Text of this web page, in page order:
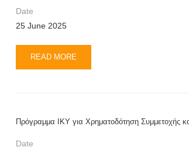
Date
25 June 2025
READ MORE
Πρόγραμμα ΙΚΥ για Χρηματοδότηση Συμμετοχής
Date